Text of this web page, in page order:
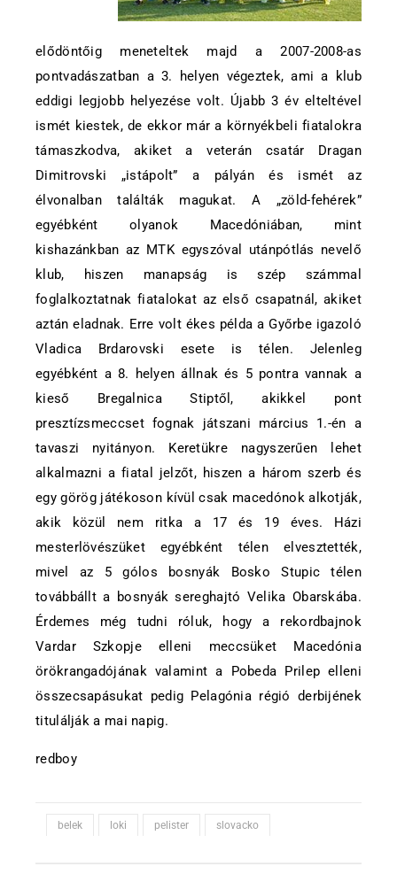
elődöntőig meneteltek majd a 2007-2008-as
pontvadászatban a 3. helyen végeztek, ami a klub
eddigi legjobb helyezése volt. Újabb 3 év elteltével
ismét kiestek, de ekkor már a környékbeli fiatalokra
támaszkodva, akiket a veterán csatár Dragan
Dimitrovski „istápolt” a pályán és ismét az
élvonalban találták magukat. A „zöld-fehérek”
egyébként olyanok Macedóniában, mint
kishazánkban az MTK egyszóval utánpótlás nevelő
klub, hiszen manapság is szép számmal
foglalkoztatnak fiatalokat az első csapatnál, akiket
aztán eladnak. Erre volt ékes példa a Győrbe igazoló
Vladica Brdarovski esete is télen. Jelenleg
egyébként a 8. helyen állnak és 5 pontra vannak a
kieső Bregalnica Stiptől, akikkel pont
presztízsmeccset fognak játszani március 1.-én a
tavaszi nyitányon. Keretükre nagyszerűen lehet
alkalmazni a fiatal jelzőt, hiszen a három szerb és
egy görög játékoson kívül csak macedónok alkotják,
akik közül nem ritka a 17 és 19 éves. Házi
mesterlövészüket egyébként télen elvesztették,
mivel az 5 gólos bosnyák Bosko Stupic télen
továbbállt a bosnyák sereghajtó Velika Obarskába.
Érdemes még tudni róluk, hogy a rekordbajnok
Vardar Szkopje elleni meccsüket Macedónia
örökrangadójának valamint a Pobeda Prilep elleni
összecsapásukat pedig Pelagónia régió derbijének
titulálják a mai napig.
redboy
belek loki pelister slovacko